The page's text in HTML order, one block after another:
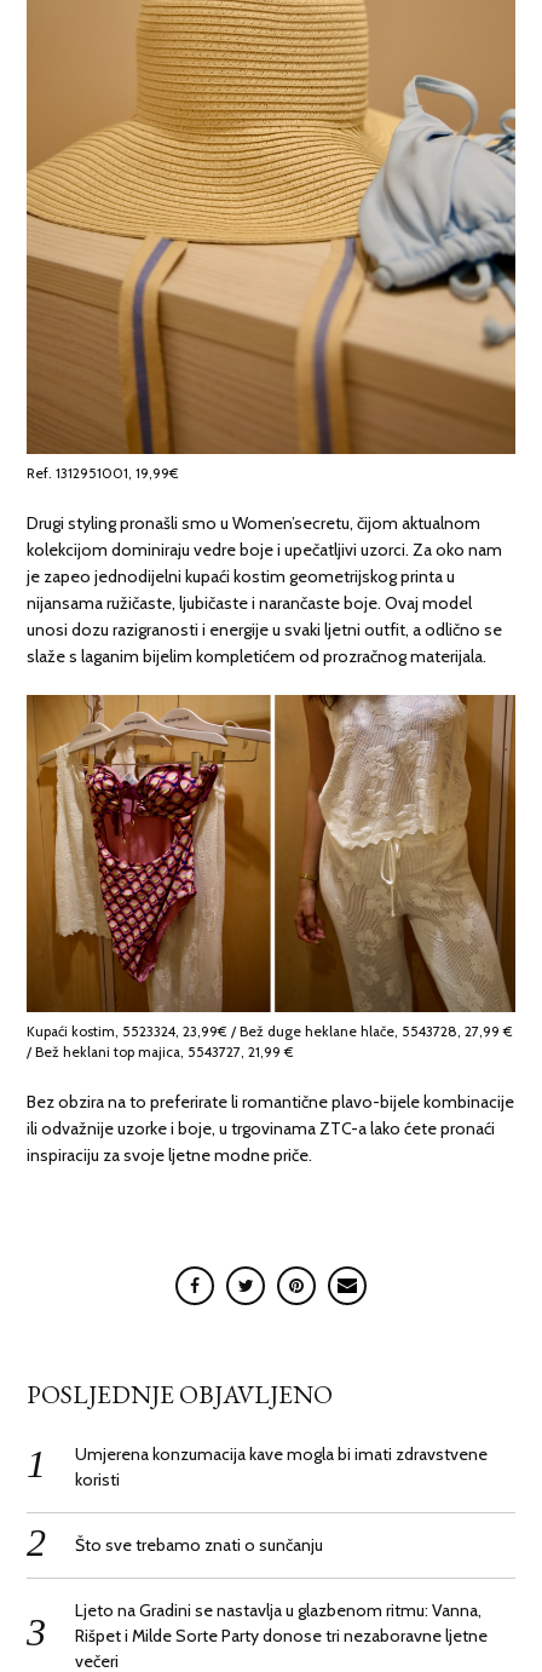
Ref. 1312951001, 19,99€
Drugi styling pronašli smo u Women’secretu, čijom aktualnom
kolekcijom dominiraju vedre boje i upečatljivi uzorci. Za oko nam
je zapeo jednodijelni kupaći kostim geometrijskog printa u
nijansama ružičaste, ljubičaste i narančaste boje. Ovaj model
unosi dozu razigranosti i energije u svaki ljetni outfit, a odlično se
slaže s laganim bijelim kompletićem od prozračnog materijala.
Kupaći kostim, 5523324, 23,99€ / Bež duge heklane hlače, 5543728, 27,99 €
/ Bež heklani top majica, 5543727, 21,99 €
Bez obzira na to preferirate li romantične plavo-bijele kombinacije
ili odvažnije uzorke i boje, u trgovinama ZTC-a lako ćete pronaći
inspiraciju za svoje ljetne modne priče.
POSLJEDNJE OBJAVLJENO
Umjerena konzumacija kave mogla bi imati zdravstvene
koristi
Što sve trebamo znati o sunčanju
Ljeto na Gradini se nastavlja u glazbenom ritmu: Vanna,
Rišpet i Milde Sorte Party donose tri nezaboravne ljetne
večeri